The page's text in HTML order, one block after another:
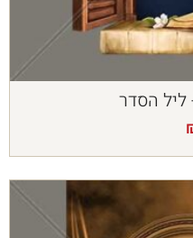
ליל הסדר